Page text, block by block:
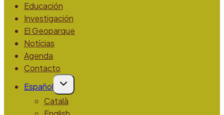
Educación
Investigación
El Geoparque
Notícias
Agenda
Contacto
Español
Alternar
hijo
Català